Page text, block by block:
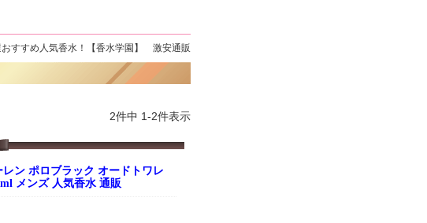
すすめ人気香水！【香水学園】 激安通販
2件中 1-2件表示
レン ポロブラック オードトワレ
メンズ 人気香水 通販